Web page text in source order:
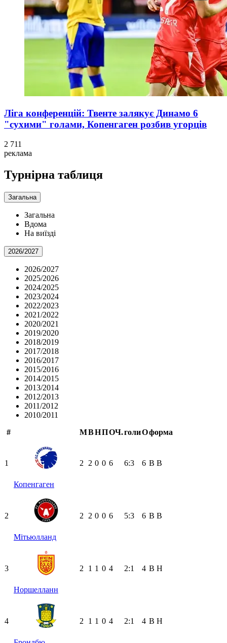
Ліга конференцій: Твенте залякує Динамо 6
"сухими" голами, Копенгаген розбив угорців
2 711
реклама
Турнірна таблиця
Загальна
Загальна
Вдома
На виїзді
2026/2027
2026/2027
2025/2026
2024/2025
2023/2024
2022/2023
2021/2022
2020/2021
2019/2020
2018/2019
2017/2018
2016/2017
2015/2016
2014/2015
2013/2014
2012/2013
2011/2012
2010/2011
#
МВНПОЧ.голиОформа
1
Копенгаген
2 2 0 0 6 6:3 6 В В
2
Мітьюлланд
2 2 0 0 6 5:3 6 В В
3
Норшелланн
2 1 1 0 4 2:1 4 В Н
4 2 1 1 0 4 2:1 4 В Н